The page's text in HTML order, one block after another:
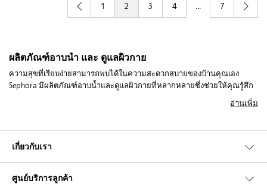
1 2 3 4 ... 7
ผลิตภัณฑ์อาบน้ำ และ ดูแลผิวกาย
ความสุขที่เรียบง่ายสามารถพบได้ในความสะดวกสบายของบ้านคุณเอง
Sephora มีผลิตภัณฑ์อาบน้ำและดูแลผิวกายที่หลากหลายซึ่งช่วยให้คุณรู้สึก
ของโลก ซึ่งออกแบบมาเพื่อให้ผลลัพธ์ที่ยอดเยี่ยมและทำให้ผิวของคุณเปล่ง
เพลิดเพลินกับประสบการณ์สปาที่หรูหราและผ่อนคลาย ค้นพบผลิตภัณฑ์อาบ
น้ำและดูแลผิวกายจาก Sephora ที่จะช่วยให้คุณได้รับประโยชน์สูงสุดจาก
อาบน้ำและดูแลผิวกายที่ช่วยยกระดับการอาบน้ำหรืออาบน้ำของคุณ เติมเต็ม
อ่านเพิ่ม
เกี่ยวกับเรา
ศูนย์บริการลูกค้า